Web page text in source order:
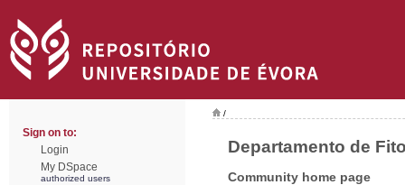
Sign on to:
Login
My DSpace
authorized users
/
Departamento de
Community home page